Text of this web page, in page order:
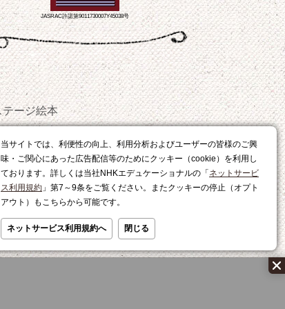
当サイトでは、利便性の向上、利用分析およびユーザーの皆様のご興
味・ご関心にあった広告配信等のためにクッキー（cookie）を利用し
ております。詳しくは当社NHKエデュケーショナルの「 ネットサービ
ス利用規約 」第7～9条をご覧ください。またクッキーの停止（オプト
アウト）もこちらから可能です。
ネットサービス利用規約へ 閉じる
JASRAC許諾第9011730007Y45038号
テージ絵本
おやつ
レシピ